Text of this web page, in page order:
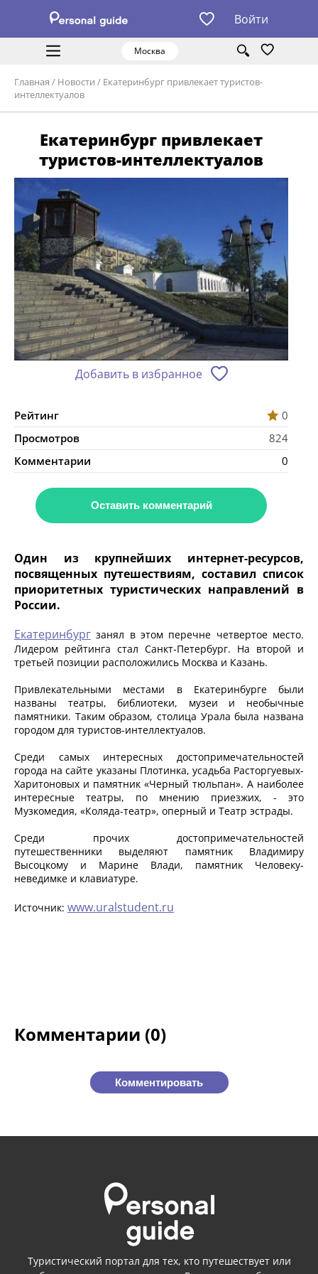
Войти
Москва
Главная / Новости / Екатеринбург привлекает туристов-
интеллектуалов
Екатеринбург привлекает
туристов-интеллектуалов
Добавить в избранное
Рейтинг
0
Просмотров
824
Комментарии
0
Оставить комментарий
Один из крупнейших интернет-ресурсов,
посвященных путешествиям, составил список
приоритетных туристических направлений в
России.
Екатеринбург занял в этом перечне четвертое место.
Лидером рейтинга стал Санкт-Петербург. На второй и
третьей позиции расположились Москва и Казань.
Привлекательными местами в Екатеринбурге были
названы театры, библиотеки, музеи и необычные
памятники. Таким образом, столица Урала была названа
городом для туристов-интеллектуалов.
Среди самых интересных достопримечательностей
города на сайте указаны Плотинка, усадьба Расторгуевых-
Харитоновых и памятник «Черный тюльпан». А наиболее
интересные театры, по мнению приезжих, - это
Музкомедия, «Коляда-театр», оперный и Театр эстрады.
Среди прочих достопримечательностей
путешественники выделяют памятник Владимиру
Высоцкому и Марине Влади, памятник Человеку-
неведимке и клавиатуре.
Источник: www.uralstudent.ru
Комментарии (0)
Комментировать
Туристический портал для тех, кто путешествует или